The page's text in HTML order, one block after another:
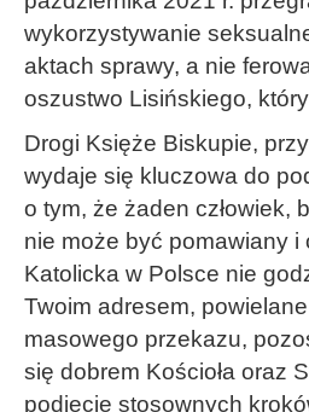
wykorzystywanie
aktach sprawy, a nie
oszustwo Lisińskiego,
Drogi Księże Biskupie,
wydaje się kluczowa do
o tym, że żaden człowiek,
nie może być pomawiany
Katolicka w Polsce nie
Twoim adresem,
masowego przekazu,
się dobrem Kościoła oraz
podjęcie stosownych